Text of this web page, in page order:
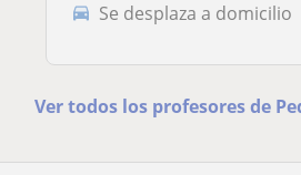
Se desplaza a domicilio
Ver todos los profesores de